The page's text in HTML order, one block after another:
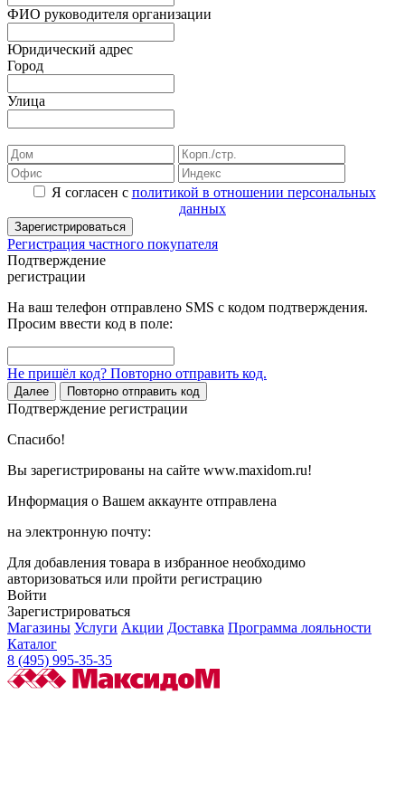
ФИО руководителя организации
Юридический адрес
Город
Улица
Я согласен с политикой в отношении персональных
данных
Зарегистрироваться
Регистрация частного покупателя
Подтверждение
регистрации
На ваш телефон отправлено SMS с кодом подтверждения.
Просим ввести код в поле:
Не пришёл код? Повторно отправить код.
Далее Повторно отправить код
Подтверждение регистрации
Спасибо!
Вы зарегистрированы на сайте www.maxidom.ru!
Информация о Вашем аккаунте отправлена
на электронную почту:
Для добавления товара в избранное необходимо
авторизоваться или пройти регистрацию
Войти
Зарегистрироваться
Магазины Услуги Акции Доставка Программа лояльности
Каталог
8 (495) 995-35-35